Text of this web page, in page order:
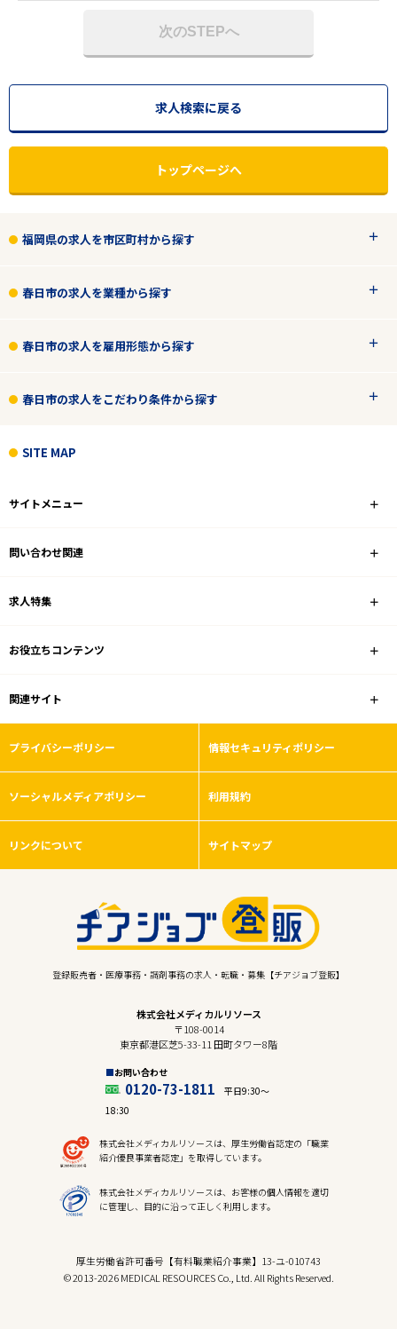
エリアで探す
春日市
調剤薬局
雇用形態
こだわり条件
フリーワード
次のSTEPへ
求人検索に戻る
トップページへ
福岡県の求人を市区町村から探す
春日市の求人を業種から探す
春日市の求人を雇用形態から探す
春日市の求人をこだわり条件から探す
SITE MAP
サイトメニュー
問い合わせ関連
求人特集
お役立ちコンテンツ
関連サイト
プライバシーポリシー 情報セキュリティポリシー
ソーシャルメディアポリシー 利用規約
リンクについて サイトマップ
登録販売者・医療事務・調剤事務の求人・転職・募集【チアジョブ登販】
株式会社メディカルリソース
〒108-0014
東京都港区芝5-33-11 田町タワー8階
お問い合わせ
0120-73-1811
平日9:30〜
18:30
株式会社メディカルリソースは、厚生労働省認定の「職業
紹介優良事業者認定」を取得しています。
株式会社メディカルリソースは、お客様の個人情報を適切
に管理し、目的に沿って正しく利用します。
厚生労働省許可番号【有料職業紹介事業】13-ユ-010743
© 2013-2026 MEDICAL RESOURCES Co., Ltd. All Rights Reserved.